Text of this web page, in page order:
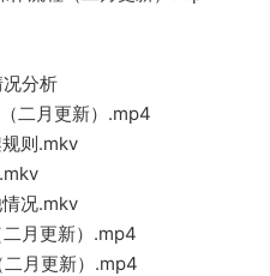
分析
二月更新）.mp4
则.mkv
况.mkv
二月更新）.mp4
二月更新）.mp4